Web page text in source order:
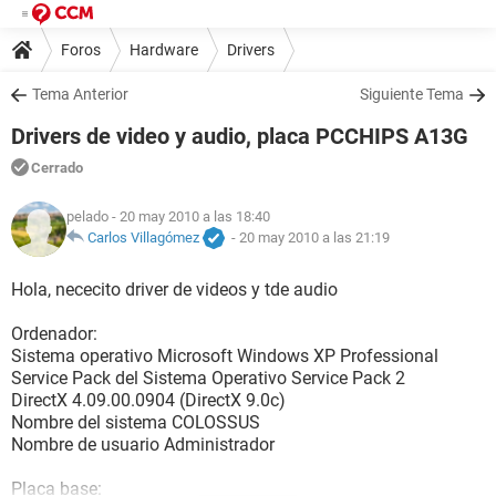
Foros Hardware Drivers
Tema Anterior Siguiente Tema
Drivers de video y audio, placa PCCHIPS A13G
Cerrado
pelado - 20 may 2010 a las 18:40
Carlos Villagómez
- 20 may 2010 a las 21:19
Hola, nececito driver de videos y tde audio
Ordenador:
Sistema operativo Microsoft Windows XP Professional
Service Pack del Sistema Operativo Service Pack 2
DirectX 4.09.00.0904 (DirectX 9.0c)
Nombre del sistema COLOSSUS
Nombre de usuario Administrador
Placa base: